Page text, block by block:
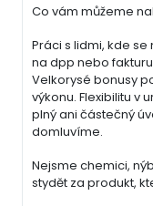
Co vám můžeme
Práci s lidmi, kde
na dpp nebo
Velkorysé bonusy
výkonu. Flexibilitu v
plný ani částečný
domluvíme.
Nejsme chemici,
stydět za produkt,